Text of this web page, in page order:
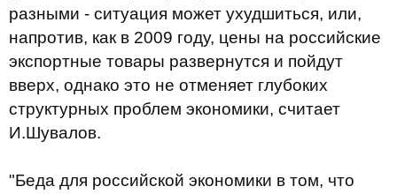
разными - ситуация может ухудшиться, или,
напротив, как в 2009 году, цены на российские
экспортные товары развернутся и пойдут
вверх, однако это не отменяет глубоких
структурных проблем экономики, считает
И.Шувалов.
"Беда для российской экономики в том, что